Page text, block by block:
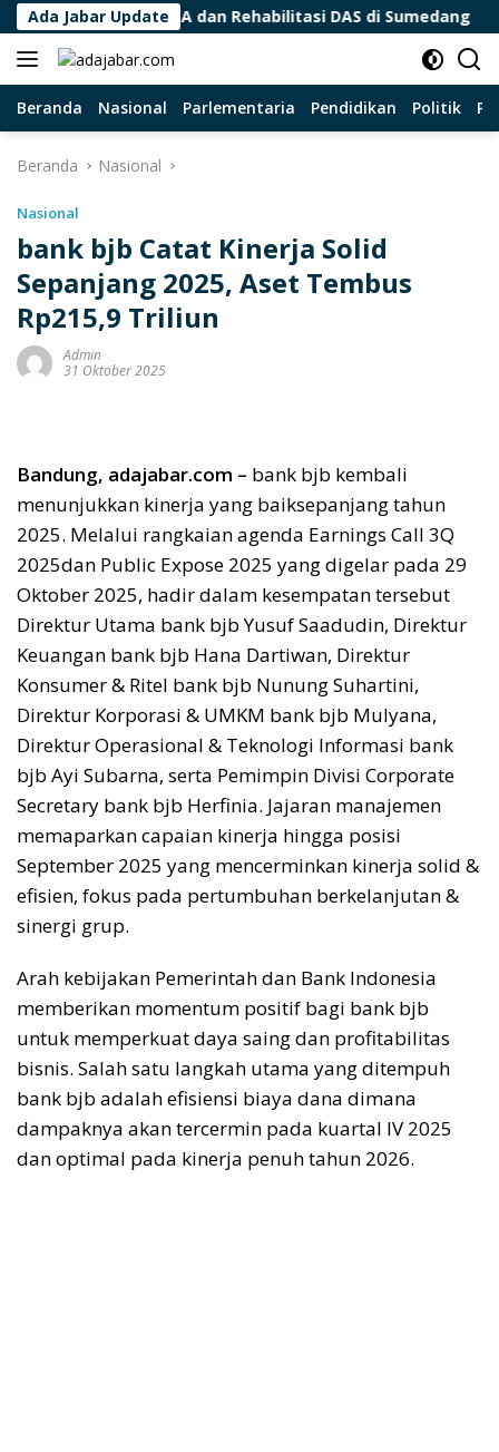
Langsung
ke
konten
Ada Jabar Update
KTA dan Rehabilitasi DAS di Sumedang
Beranda Nasional Parlementaria Pendidikan Politik
Beranda Nasional
Nasional
bank bjb Catat Kinerja Solid
Sepanjang 2025, Aset Tembus
Rp215,9 Triliun
Admin
31 Oktober 2025
Bandung, adajabar.com – bank bjb kembali
menunjukkan kinerja yang baiksepanjang tahun
2025. Melalui rangkaian agenda Earnings Call 3Q
2025dan Public Expose 2025 yang digelar pada 29
Oktober 2025, hadir dalam kesempatan tersebut
Direktur Utama bank bjbYusuf Saadudin, Direktur
Keuangan bank bjb Hana Dartiwan, Direktur
Konsumer & Ritel bank bjb Nunung Suhartini,
Direktur Korporasi & UMKM bank bjb Mulyana,
Direktur Operasional & Teknologi Informasi bank
bjb Ayi Subarna, serta Pemimpin Divisi Corporate
Secretary bank bjb Herfinia. Jajaran manajemen
memaparkan capaian kinerja hingga posisi
September 2025 yang mencerminkan kinerja solid &
efisien, fokus pada pertumbuhan berkelanjutan &
sinergi grup.
Arah kebijakan Pemerintah dan Bank Indonesia
memberikan momentum positif bagi bank bjb
untuk memperkuat daya saing dan profitabilitas
bisnis. Salah satu langkah utama yang ditempuh
bank bjb adalah efisiensi biaya dana dimana
dampaknya akan tercermin pada kuartal IV 2025
dan optimal pada kinerja penuh tahun 2026.